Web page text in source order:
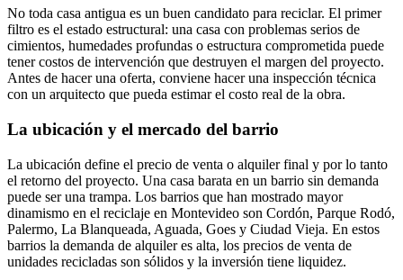
No toda casa antigua es un buen candidato para reciclar. El primer
filtro es el estado estructural: una casa con problemas serios de
cimientos, humedades profundas o estructura comprometida puede
tener costos de intervención que destruyen el margen del proyecto.
Antes de hacer una oferta, conviene hacer una inspección técnica
con un arquitecto que pueda estimar el costo real de la obra.
La ubicación y el mercado del barrio
La ubicación define el precio de venta o alquiler final y por lo tanto
el retorno del proyecto. Una casa barata en un barrio sin demanda
puede ser una trampa. Los barrios que han mostrado mayor
dinamismo en el reciclaje en Montevideo son Cordón, Parque Rodó,
Palermo, La Blanqueada, Aguada, Goes y Ciudad Vieja. En estos
barrios la demanda de alquiler es alta, los precios de venta de
unidades recicladas son sólidos y la inversión tiene liquidez.